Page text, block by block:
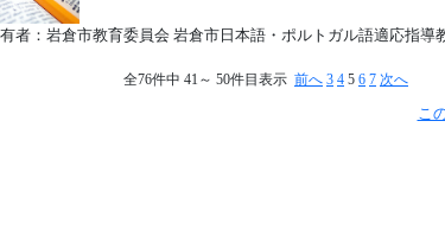
者：岩倉市教育委員会 岩倉市日本語・ポルトガル語適応指導
全76件中 41～ 50件目表示 前へ 3 4 5 6 7 次へ
こ